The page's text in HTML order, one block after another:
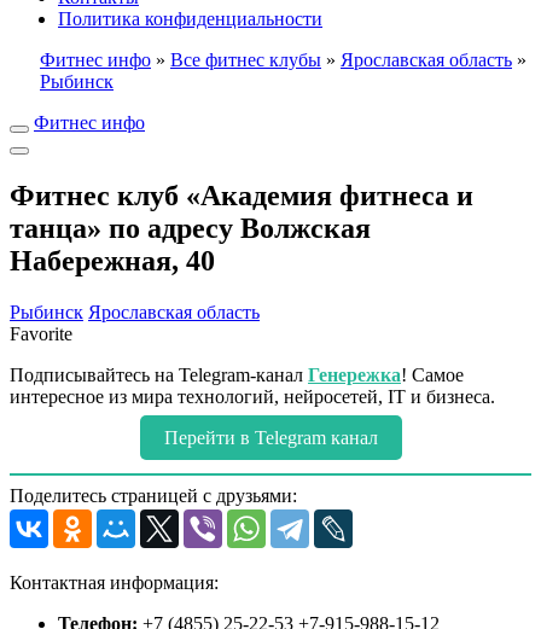
Политика конфиденциальности
Фитнес инфо » Все фитнес клубы » Ярославская область »
Рыбинск
Фитнес инфо
Фитнес клуб «Академия фитнеса и
танца» по адресу Волжская
Набережная, 40
Рыбинск Ярославская область
Favorite
Подписывайтесь на Telegram-канал Генережка! Самое
интересное из мира технологий, нейросетей, IT и бизнеса.
Перейти в Telegram канал
Поделитесь страницей с друзьями:
Контактная информация:
Телефон: +7 (4855) 25-22-53 +7-915-988-15-12